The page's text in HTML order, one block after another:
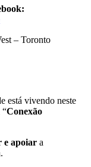
:
– Toronto
está vivendo neste
“Conexão
e apoiar a